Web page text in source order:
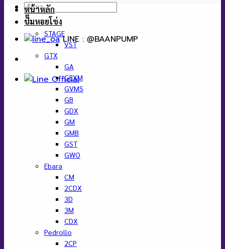
ค้นหา:
LINE : @BAANPUMP
หน้าหลัก
ปั๊มหอยโข่ง
STAGE
VST
GTX
GA
GEXM
GVMS
GB
GDX
GM
GMB
GST
GWO
Ebara
CM
2CDX
3D
3M
CDX
Pedrollo
2CP